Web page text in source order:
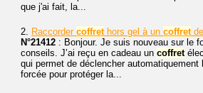
que j'ai fait, la...
2. Raccorder coffrethors gel à un coffret
N°21412 : Bonjour. Je suis nouveau sur le
conseils. J’ai reçu en cadeau un coffret
qui permet de déclencher
forcée pour protéger la...